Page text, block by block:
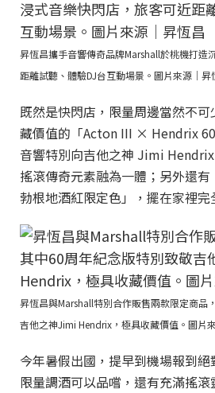
昇恆昌攜手音響傳奇品牌Marshall於桃機打造
距離試聽、體驗DJ台互動場景。圖片來源｜昇
既然是快閃店，限量周邊當然不
藏價值的「Acton III × Hendrix
音響特別向吉他之神 Jimi
搖滾傳奇元素融為一體；另外還
勃根地酒紅限定色」，擺在家裡完
昇恆昌與Marshall特別合作販售兩款限定商品
吉他之神Jimi Hendrix，極具收藏價值。圖片
今年暑假出國，提早到機場報到
限量調酒可以品嚐，還有充滿搖